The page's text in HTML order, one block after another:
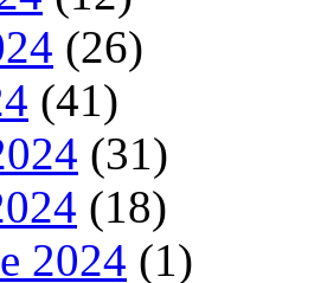
(26)
(41)
(31)
(18)
2024 (1)